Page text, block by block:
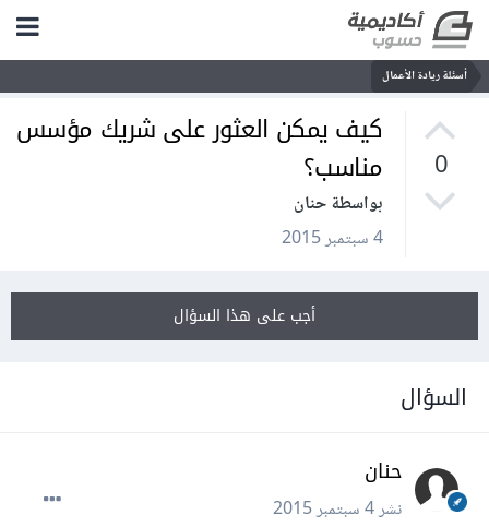
أسئلة ريادة الأعمال
0
كيف يمكن العثور على شريك مؤسس
مناسب؟
بواسطة حنان
4 سبتمبر 2015
أجب على هذا السؤال
السؤال
حنان
نشر4 سبتمبر 2015